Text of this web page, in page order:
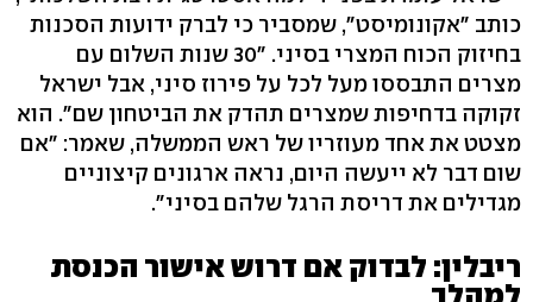
כותב "אקונומיסט", שמסביר כי לברק ידועות הסכנות
בחיזוק הכוח המצרי בסיני. "30 שנות השלום עם
מצרים התבססו מעל לכל על פירוז סיני, אבל ישראל
זקוקה בדחיפות שמצרים תהדק את הביטחון שם". הוא
מצטט את אחד מעוזריו של ראש הממשלה, שאמר: "אם
שום דבר לא ייעשה היום, נראה ארגונים קיצוניים
מגדילים את דריסת הרגל שלהם בסיני".
ריבלין: לבדוק אם דרוש אישור הכנסת
למהלך